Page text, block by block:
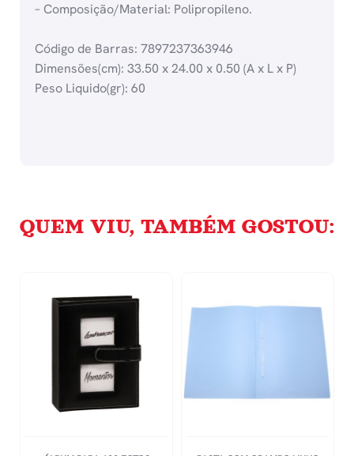
– Composição/Material: Polipropileno.
Código de Barras: 7897237363946
Dimensões(cm): 33.50 x 24.00 x 0.50 (A x L x P)
Peso Liquido(gr): 60
QUEM VIU, TAMBÉM GOSTOU: